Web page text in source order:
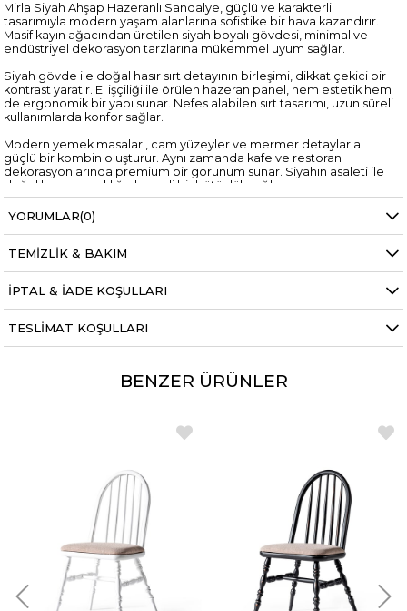
Mirla Siyah Ahşap Hazeranlı Sandalye, güçlü ve karakterli
tasarımıyla modern yaşam alanlarına sofistike bir hava kazandırır.
Masif kayın ağacından üretilen siyah boyalı gövdesi, minimal ve
endüstriyel dekorasyon tarzlarına mükemmel uyum sağlar.
Siyah gövde ile doğal hasır sırt detayının birleşimi, dikkat çekici bir
kontrast yaratır. El işçiliği ile örülen hazeran panel, hem estetik hem
de ergonomik bir yapı sunar. Nefes alabilen sırt tasarımı, uzun süreli
kullanımlarda konfor sağlar.
Modern yemek masaları, cam yüzeyler ve mermer detaylarla
güçlü bir kombin oluşturur. Aynı zamanda kafe ve restoran
dekorasyonlarında premium bir görünüm sunar. Siyahın asaleti ile
doğal hasırın sıcaklığı dengeli bir bütünlük sağlar.
4’lü set olarak sunulan Mirla Siyah Sandalye, hem ev hem ticari
kullanım için idealdir. Uzun ömürlü yapısı, modern tasarım dili ve
YORUMLAR(0)
TEMIZLIK & BAKIM
İPTAL & İADE KOŞULLARI
TESLIMAT KOŞULLARI
BENZER ÜRÜNLER